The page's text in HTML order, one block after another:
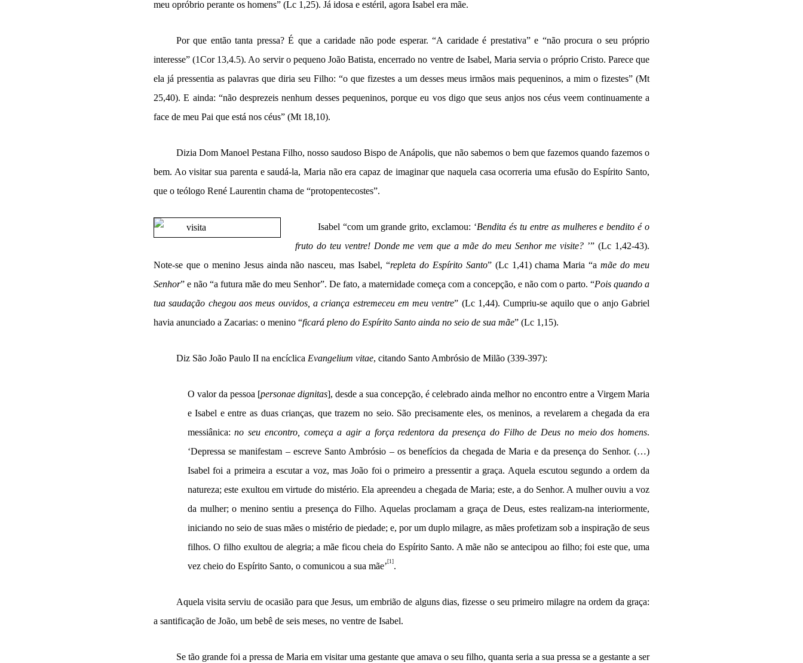
meu opróbrio perante os homens” (Lc 1,25). Já idosa e estéril, agora Isabel era mãe.
Por que então tanta pressa? É que a caridade não pode esperar. “A caridade é prestativa” e “não procura o seu próprio
interesse” (1Cor 13,4.5). Ao servir o pequeno João Batista, encerrado no ventre de Isabel, Maria servia o próprio Cristo. Parece que
ela já pressentia as palavras que diria seu Filho: “o que fizestes a um desses meus irmãos mais pequeninos, a mim o fizestes” (Mt
25,40). E ainda: “não desprezeis nenhum desses pequeninos, porque eu vos digo que seus anjos nos céus veem continuamente a
face de meu Pai que está nos céus” (Mt 18,10).
Dizia Dom Manoel Pestana Filho, nosso saudoso Bispo de Anápolis, que não sabemos o bem que fazemos quando fazemos o
bem. Ao visitar sua parenta e saudá-la, Maria não era capaz de imaginar que naquela casa ocorreria uma efusão do Espírito Santo,
que o teólogo René Laurentin chama de “protopentecostes”.
Isabel “com um grande grito, exclamou: ‘Bendita és tu entre as mulheres e bendito é o
fruto do teu ventre! Donde me vem que a mãe do meu Senhor me visite? ’” (Lc 1,42-43).
Note-se que o menino Jesus ainda não nasceu, mas Isabel, “repleta do Espírito Santo” (Lc 1,41) chama Maria “amãe do meu
Senhor” e não “a futura mãe do meu Senhor”. De fato, a maternidade começa com a concepção, e não com o parto. “Pois quando a
tua saudação chegou aos meus ouvidos, a criança estremeceu em meu ventre” (Lc 1,44). Cumpriu-se aquilo que o anjo Gabriel
havia anunciado a Zacarias: o menino “ficará pleno do Espírito Santo ainda no seio de sua mãe” (Lc 1,15).
Diz São João Paulo II na encíclica Evangelium vitae, citando Santo Ambrósio de Milão (339-397):
O valor da pessoa [personae dignitas], desde a sua concepção, é celebrado ainda melhor no encontro entre a Virgem Maria
e Isabel e entre as duas crianças, que trazem no seio. São precisamente eles, os meninos, a revelarem a chegada da era
messiânica:no seu encontro, começa a agir a força redentora da presença do Filho de Deus no meio dos homens.
‘Depressa se manifestam – escreve Santo Ambrósio – os benefícios da chegada de Maria e da presença do Senhor. (…)
Isabel foi a primeira a escutar a voz, mas João foi o primeiro a pressentir a graça. Aquela escutou segundo a ordem da
natureza; este exultou em virtude do mistério. Ela apreendeu a chegada de Maria; este, a do Senhor. A mulher ouviu a voz
da mulher; o menino sentiu a presença do Filho. Aquelas proclamam a graça de Deus, estes realizam-na interiormente,
iniciando no seio de suas mães o mistério de piedade; e, por um duplo milagre, as mães profetizam sob a inspiração de seus
filhos. O filho exultou de alegria; a mãe ficou cheia do Espírito Santo. A mãe não se antecipou ao filho; foi este que, uma
vez cheio do Espírito Santo, o comunicou a sua mãe’ [1].
Aquela visita serviu de ocasião para que Jesus, um embrião de alguns dias, fizesse o seu primeiro milagre na ordem da graça:
a santificação de João, um bebê de seis meses, no ventre de Isabel.
Se tão grande foi a pressa de Maria em visitar uma gestante que amava o seu filho, quanta seria a sua pressa se a gestante a ser